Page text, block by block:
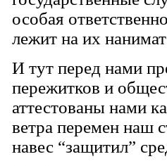
особая
лежит на их
И тут перед нами
пережитков и
аттестованы нами
ветра перемен наш
навес “защитил”